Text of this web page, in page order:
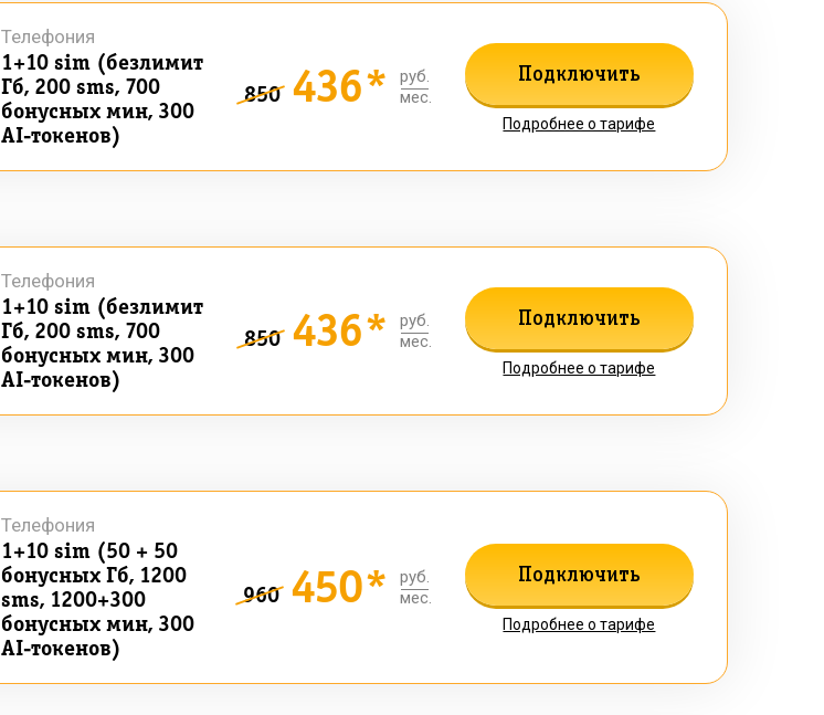
1+10 sim (безлимит
Гб, 200 sms, 700
бонусных мин, 300
AI-токенов)
Телефония
850 436*
руб.
мес.
Подключить
Подробнее о тарифе
1+10 sim (безлимит
Гб, 200 sms, 700
бонусных мин, 300
AI-токенов)
Телефония
850 436*
руб.
мес.
Подключить
Подробнее о тарифе
1+10 sim (50 + 50
бонусных Гб, 1200
sms, 1200+300
бонусных мин, 300
AI-токенов)
Телефония
960 450*
руб.
мес.
Подключить
Подробнее о тарифе